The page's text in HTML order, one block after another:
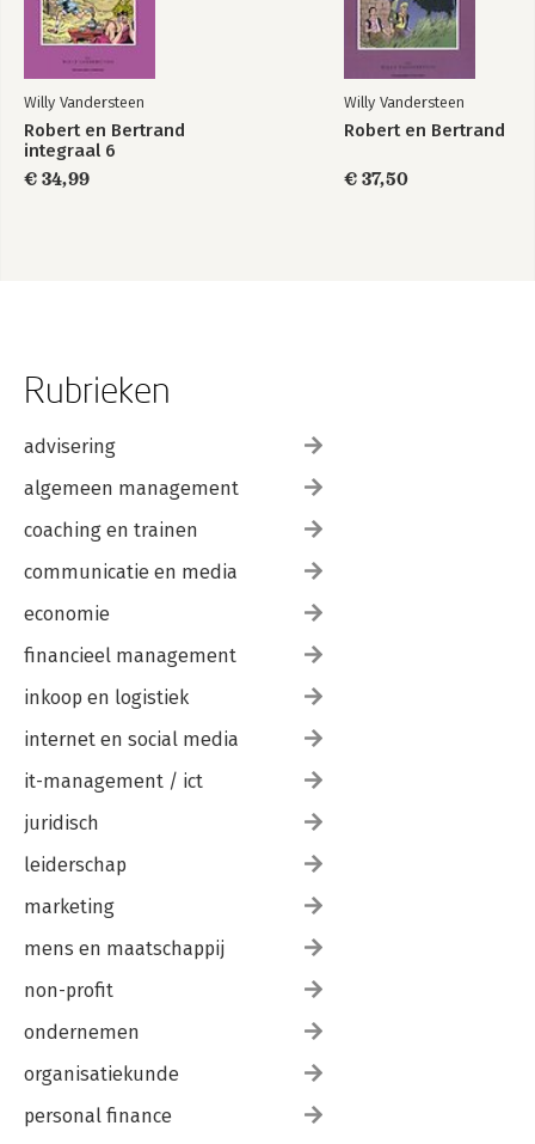
Willy Vandersteen
Robert en Bertrand
integraal 6
€ 34,99
Willy Vandersteen
Robert en Bertrand
€ 37,50
Rubrieken
advisering
algemeen management
coaching en trainen
communicatie en media
economie
financieel management
inkoop en logistiek
internet en social media
it-management / ict
juridisch
leiderschap
marketing
mens en maatschappij
non-profit
ondernemen
organisatiekunde
personal finance